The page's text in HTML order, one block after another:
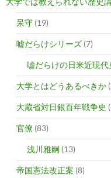
呆守 (19)
嘘だらけシリーズ (7)
嘘だらけの日米近現代
大学とはどうあるべきか
大蔵省対日銀百年戦争史
官僚 (83)
浅川雅嗣 (13)
帝国憲法改正案 (8)